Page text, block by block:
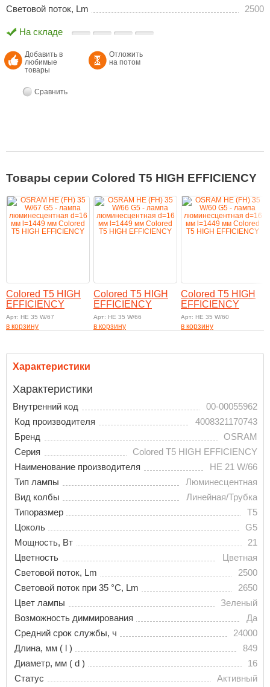
Световой поток, Lm
2500
На складе
Добавить в
любимые
товары
Отложить
на потом
Сравнить
Товары серии Colored T5 HIGH EFFICIENCY
Colored T5 HIGH
EFFICIENCY
Арт: HE 35 W/67
в корзину
Colored T5 HIGH
EFFICIENCY
Арт: HE 35 W/66
в корзину
Colored T5 HIGH
EFFICIENCY
Арт: HE 35 W/60
в корзину
Характеристики
Характеристики
Внутренний код
00-00055962
Код производителя
4008321170743
Бренд
OSRAM
Серия
Colored T5 HIGH EFFICIENCY
Наименование производителя
HE 21 W/66
Тип лампы
Люминесцентная
Вид колбы
Линейная/Трубка
Типоразмер
T5
Цоколь
G5
Мощность, Вт
21
Цветность
Цветная
Световой поток, Lm
2500
Световой поток при 35 °С, Lm
2650
Цвет лампы
Зеленый
Возможность диммирования
Да
Средний срок службы, ч
24000
Длина, мм ( l )
849
Диаметр, мм ( d )
16
Статус
Активный